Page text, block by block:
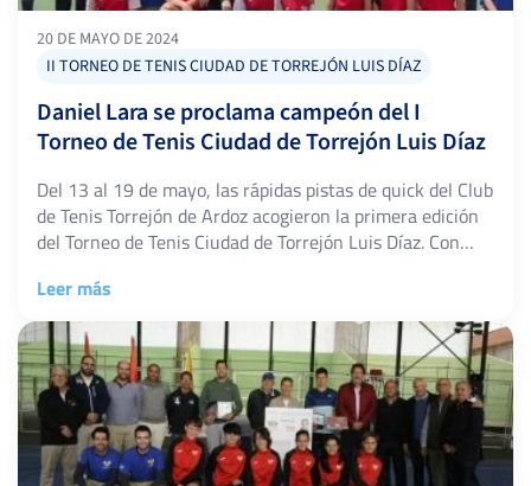
20 DE MAYO DE 2024
II TORNEO DE TENIS CIUDAD DE TORREJÓN LUIS DÍAZ
Daniel Lara se proclama campeón del I
Torneo de Tenis Ciudad de Torrejón Luis Díaz
Del 13 al 19 de mayo, las rápidas pistas de quick del Club
de Tenis Torrejón de Ardoz acogieron la primera edición
del Torneo de Tenis Ciudad de Torrejón Luis Díaz. Con
numerosos talentos del tenis regional, quienes
compitieron con pasión y determinación por el […]
Leer más